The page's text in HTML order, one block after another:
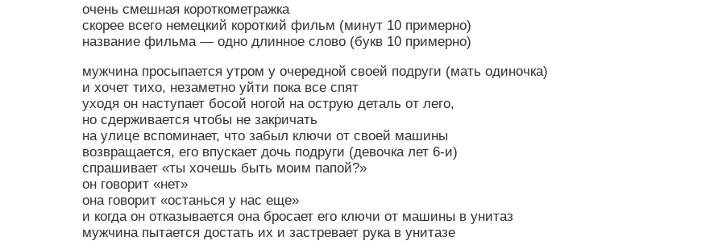
очень смешная короткометражка
скорее всего немецкий короткий фильм (минут 10 примерно)
название фильма — одно длинное слово (букв 10 примерно)
мужчина просыпается утром у очередной своей подруги (мать одиночка)
и хочет тихо, незаметно уйти пока все спят
уходя он наступает босой ногой на острую деталь от лего,
но сдерживается чтобы не закричать
на улице вспоминает, что забыл ключи от своей машины
возвращается, его впускает дочь подруги (девочка лет 6-и)
спрашивает «ты хочешь быть моим папой?»
он говорит «нет»
она говорит «останься у нас еще»
и когда он отказывается она бросает его ключи от машины в унитаз
мужчина пытается достать их и застревает рука в унитазе